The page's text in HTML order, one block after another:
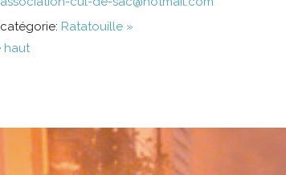
Ratatouille »
haut